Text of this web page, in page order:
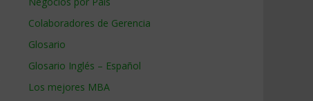
Colaboradores de Gerencia
Glosario
Glosario Inglés – Español
Los mejores MBA